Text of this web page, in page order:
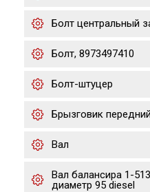
Болт центральный
Болт, 8973497410
Болт-штуцер
Брызговик передний
Вал
Вал балансира 1-
диаметр 95 diesel